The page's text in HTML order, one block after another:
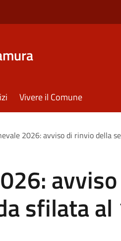
Vivere il Comune
2026: avviso di rinvio della
sfilata